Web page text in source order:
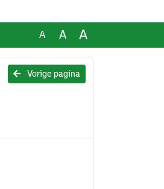
A A A
Vorige pagina